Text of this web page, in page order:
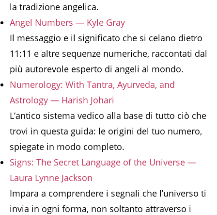
la tradizione angelica.
Angel Numbers — Kyle Gray
Il messaggio e il significato che si celano dietro
11:11 e altre sequenze numeriche, raccontati dal
più autorevole esperto di angeli al mondo.
Numerology: With Tantra, Ayurveda, and
Astrology — Harish Johari
L’antico sistema vedico alla base di tutto ciò che
trovi in questa guida: le origini del tuo numero,
spiegate in modo completo.
Signs: The Secret Language of the Universe —
Laura Lynne Jackson
Impara a comprendere i segnali che l’universo ti
invia in ogni forma, non soltanto attraverso i